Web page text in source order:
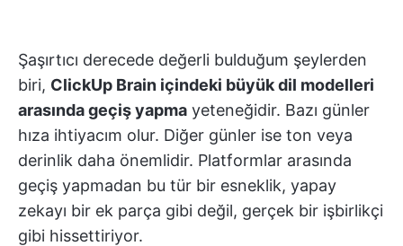
Şaşırtıcı derecede değerli bulduğum şeylerden
biri, ClickUp Brain içindeki büyük dil modelleri
arasında geçiş yapma yeteneğidir. Bazı günler
hıza ihtiyacım olur. Diğer günler ise ton veya
derinlik daha önemlidir. Platformlar arasında
geçiş yapmadan bu tür bir esneklik, yapay
zekayı bir ek parça gibi değil, gerçek bir işbirlikçi
gibi hissettiriyor.